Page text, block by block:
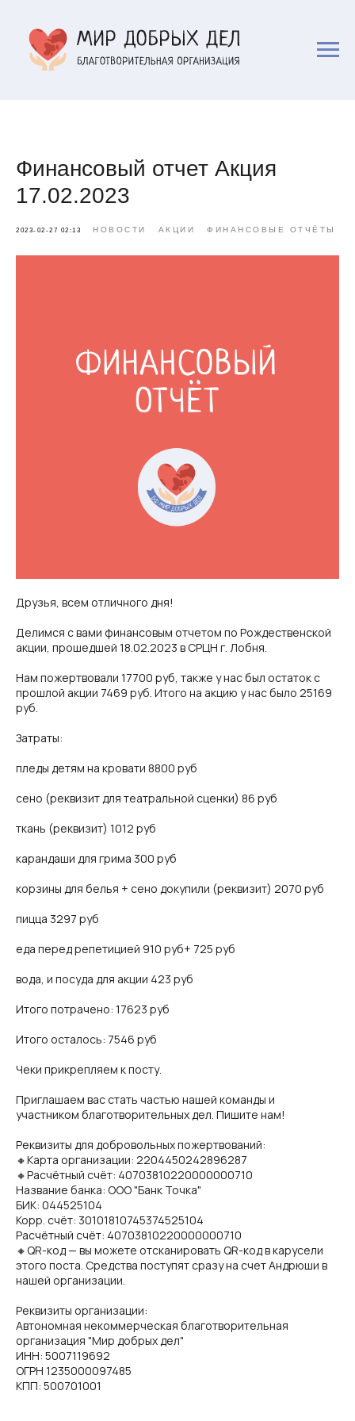
Финансовый отчет Акция
17.02.2023
2023-02-27 02:13 НОВОСТИ АКЦИИ ФИНАНСОВЫЕ ОТЧЁТЫ
Друзья, всем отличного дня!
Делимся с вами финансовым отчетом по Рождественской
акции, прошедшей 18.02.2023 в СРЦН г. Лобня.
Нам пожертвовали 17700 руб, также у нас был остаток с
прошлой акции 7469 руб. Итого на акцию у нас было 25169
руб.
Затраты:
пледы детям на кровати 8800 руб
сено (реквизит для театральной сценки) 86 руб
ткань (реквизит) 1012 руб
карандаши для грима 300 руб
корзины для белья + сено докупили (реквизит) 2070 руб
пицца 3297 руб
еда перед репетицией 910 руб+ 725 руб
вода, и посуда для акции 423 руб
Итого потрачено: 17623 руб
Итого осталось: 7546 руб
Чеки прикрепляем к посту.
Приглашаем вас стать частью нашей команды и
участником благотворительных дел. Пишите нам!
Реквизиты для добровольных пожертвований:
🔸Карта организации: 2204450242896287
🔸Расчётный счёт: 40703810220000000710
Название банка: ООО "Банк Точка"
БИК: 044525104
Корр. счёт: 30101810745374525104
Расчётный счёт: 40703810220000000710
🔸QR-код — вы можете отсканировать QR-код в карусели
этого поста. Средства поступят сразу на счет Андрюши в
нашей организации.
Реквизиты организации:
Автономная некоммерческая благотворительная
организация "Мир добрых дел"
ИНН: 5007119692
ОГРН 1235000097485
КПП: 500701001